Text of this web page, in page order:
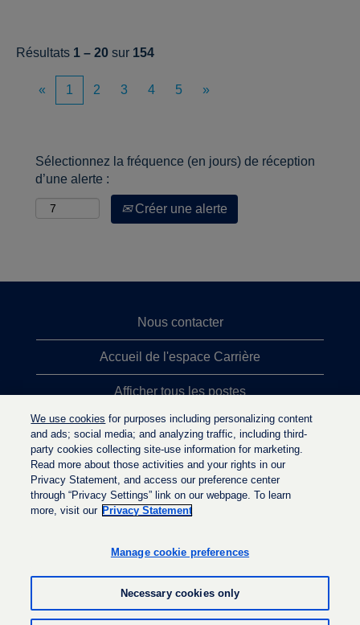
Résultats 1 – 20 sur 154
« 1 2 3 4 5 »
Sélectionnez la fréquence (en jours) de réception
d’une alerte :
Créer une alerte
Nous contacter
Accueil de l'espace Carrière
Afficher tous les postes
Principales recherches d'emploi
Politique de confidentialité
o
v
r
e
d
o
r
e
d
v
d
We use cookies for purposes including personalizing content
and ads; social media; and analyzing traffic, including third-
party cookies collecting site-use information for marketing.
Read more about those activities and your rights in our
Privacy Statement, and access our preference center
through “Privacy Settings” link on our webpage. To learn
more, visit our Privacy Statement
Manage cookie preferences
Necessary cookies only